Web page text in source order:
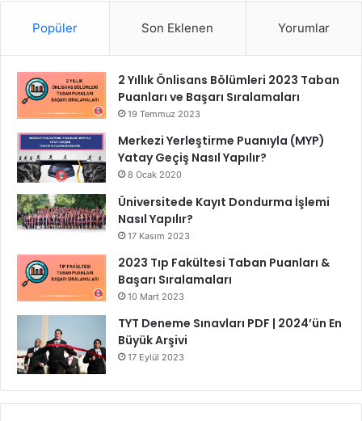
Popüler Son Eklenen Yorumlar
2 Yıllık Önlisans Bölümleri 2023 Taban
Puanları ve Başarı Sıralamaları
19 Temmuz 2023
Merkezi Yerleştirme Puanıyla (MYP)
Yatay Geçiş Nasıl Yapılır?
8 Ocak 2020
Üniversitede Kayıt Dondurma İşlemi
Nasıl Yapılır?
17 Kasım 2023
2023 Tıp Fakültesi Taban Puanları &
Başarı Sıralamaları
10 Mart 2023
TYT Deneme Sınavları PDF | 2024’ün En
Büyük Arşivi
17 Eylül 2023